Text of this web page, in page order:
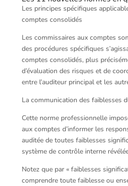
Les principes spécifiques
comptes consolidés
Les commissaires aux comptes
des procédures spécifiques
comptes consolidés, plus
d’évaluation des risques et de
entre l’auditeur principal et les
La communication des faiblesses
Cette norme professionnelle
aux comptes d’informer les
auditée de toutes faiblesses
système de contrôle interne
Notez que par « faiblesses
comprendre toute faiblesse ou